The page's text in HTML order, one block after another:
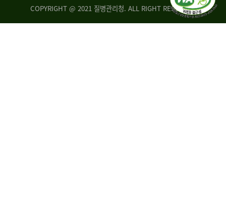
COPYRIGHT @ 2021 질병관리청. ALL RIGHT RESERVED